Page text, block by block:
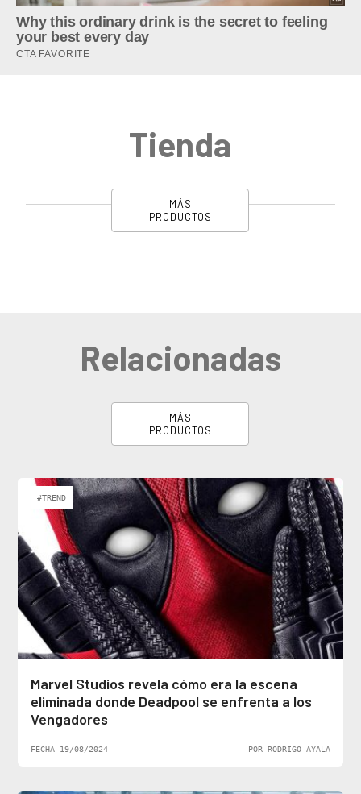
Tienda
MÁS
PRODUCTOS
Relacionadas
MÁS
PRODUCTOS
#TREND
Marvel Studios revela cómo era la escena
eliminada donde Deadpool se enfrenta a los
Vengadores
FECHA 19/08/2024 POR RODRIGO AYALA